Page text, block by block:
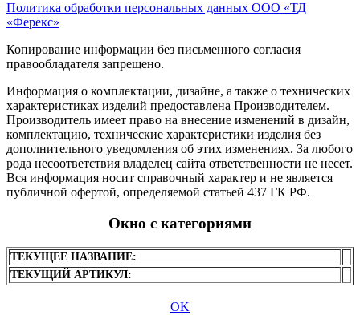
Политика обработки персональных данных ООО «ТД
«Ферекс»
Копирование информации без письменного согласия
правообладателя запрещено.
Информация о комплектации, дизайне, а также о технических
характеристиках изделий предоставлена Производителем.
Производитель имеет право на внесение изменений в дизайн,
комплектацию, технические характеристики изделия без
дополнительного уведомления об этих изменениях. За любого
рода несоответствия владелец сайта ответственности не несет.
Вся информация носит справочный характер и не является
публичной офертой, определяемой статьей 437 ГК РФ.
Окно с категориями
ТЕКУЩЕЕ НАЗВАНИЕ:
ТЕКУЩИЙ АРТИКУЛ:
OK